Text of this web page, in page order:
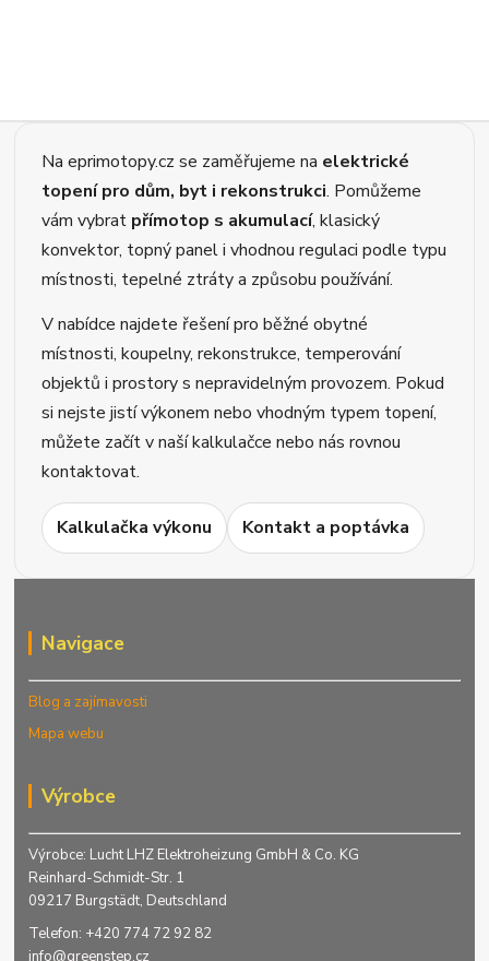
Na eprimotopy.cz se zaměřujeme na elektrické
topení pro dům, byt i rekonstrukci. Pomůžeme
vám vybrat přímotop s akumulací, klasický
konvektor, topný panel i vhodnou regulaci podle typu
místnosti, tepelné ztráty a způsobu používání.
V nabídce najdete řešení pro běžné obytné
místnosti, koupelny, rekonstrukce, temperování
objektů i prostory s nepravidelným provozem. Pokud
si nejste jistí výkonem nebo vhodným typem topení,
můžete začít v naší kalkulačce nebo nás rovnou
kontaktovat.
Kalkulačka výkonu Kontakt a poptávka
Navigace
Blog a zajímavosti
Mapa webu
Výrobce
Výrobce: Lucht LHZ Elektroheizung GmbH & Co. KG
Reinhard-Schmidt-Str. 1
09217 Burgstädt, Deutschland
Telefon: +420 774 72 92 82
info@greenstep.cz